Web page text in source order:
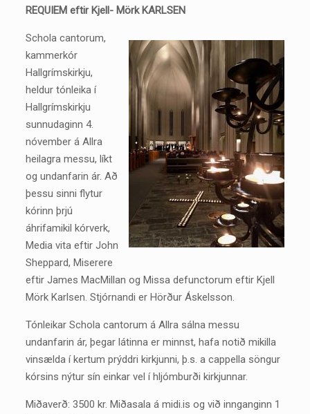
REQUIEM eftir Kjell- Mörk KARLSEN
Schola cantorum,
kammerkór
Hallgrímskirkju,
heldur tónleika í
Hallgrímskirkju
sunnudaginn 4.
nóvember á Allra
heilagra messu, líkt
og undanfarin ár. Að
þessu sinni flytur
kórinn þrjú
áhrifamikil kórverk,
Media vita eftir John
Sheppard, Miserere
eftir James MacMillan og Missa defunctorum eftir Kjell
Mörk Karlsen. Stjórnandi er Hörður Áskelsson.
Tónleikar Schola cantorum á Allra sálna messu
undanfarin ár, þegar látinna er minnst, hafa notið mikilla
vinsælda í kertum prýddri kirkjunni, þ.s. a cappella söngur
kórsins nýtur sín einkar vel í hljómburði kirkjunnar.
Miðaverð: 3500 kr. Miðasala á midi.is og við innganginn 1